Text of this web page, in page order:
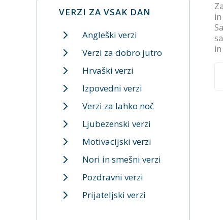
VERZI ZA VSAK DAN
Angleški verzi
Verzi za dobro jutro
Hrvaški verzi
Izpovedni verzi
Verzi za lahko noč
Ljubezenski verzi
Motivacijski verzi
Nori in smešni verzi
Pozdravni verzi
Prijateljski verzi